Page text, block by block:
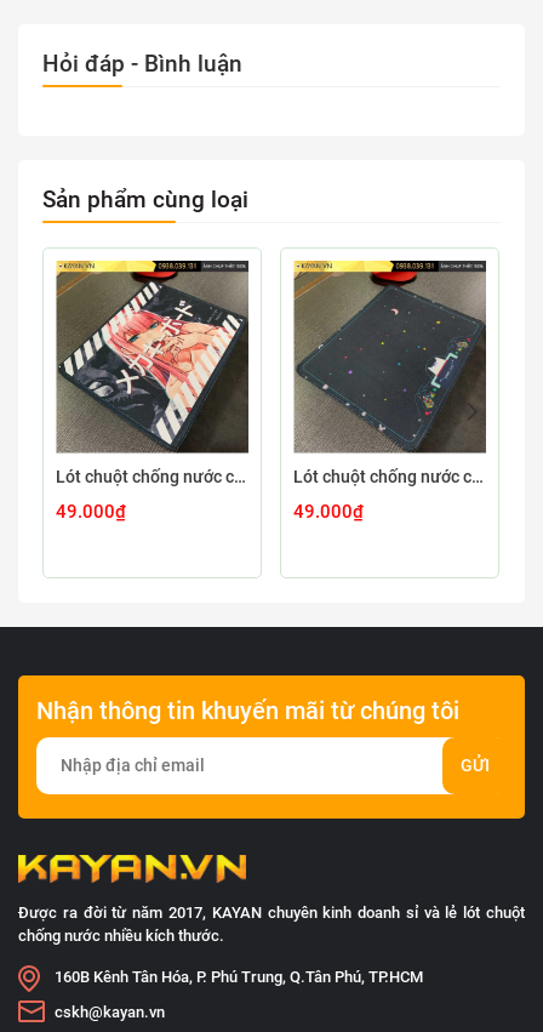
Hỏi đáp - Bình luận
Sản phẩm cùng loại
Lót chuột chống nước cỡ nhỏ 26x21cm dày 3mm S-107-26X21 (ZEROTWO-01)
49.000₫
Lót chuột chống nước cỡ nhỏ 26x21cm dày 3mm S-103-26X21 (GAMECONSO-09)
49.000₫
Nhận thông tin khuyến mãi từ chúng tôi
GỬI
Được ra đời từ năm 2017, KAYAN chuyên kinh doanh sỉ và lẻ lót chuột
chống nước nhiều kích thước.
160B Kênh Tân Hóa, P. Phú Trung, Q.Tân Phú, TP.HCM
cskh@kayan.vn